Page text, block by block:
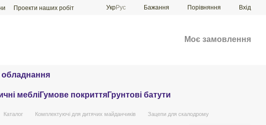
Проекти наших робіт
УкрРус Бажання Порівняння Вхід
Моє замовлення
обладнання
мебліГумове покриттяГрунтові батути
Каталог Комплектуючі для дитячих майданчиків Зацепи для скалодрому